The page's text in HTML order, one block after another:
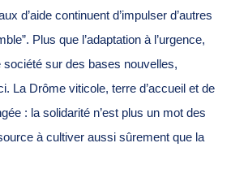
d’aide continuent d’impulser d’autres
Plus que l’adaptation à l’urgence,
société sur des bases nouvelles,
La Drôme viticole, terre d’accueil et de
: la solidarité n’est plus un mot des
à cultiver aussi sûrement que la